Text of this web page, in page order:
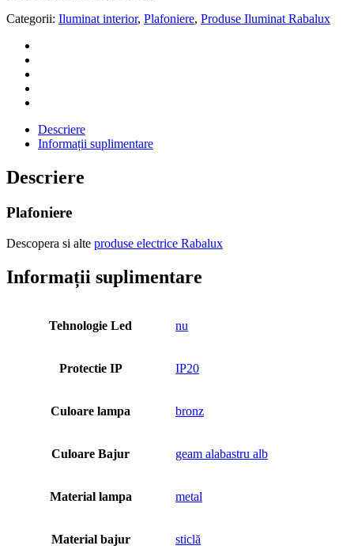
Categorii: Iluminat interior, Plafoniere, Produse Iluminat Rabalux
Descriere
Informații suplimentare
Descriere
Plafoniere
Descopera si alte produse electrice Rabalux
Informații suplimentare
Tehnologie Led nu
Protectie IP IP20
Culoare lampa bronz
Culoare Bajur geam alabastru alb
Material lampa metal
Material bajur sticlă